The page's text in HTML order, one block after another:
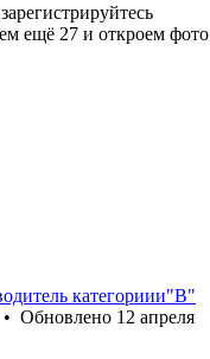
ещё 27 и откроем фото
категориии"В"
• Обновлено 12 апреля